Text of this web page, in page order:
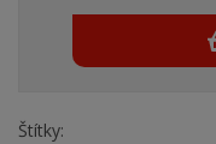
Štítky: